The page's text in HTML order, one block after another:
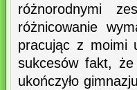
różnorodnymi
różnicowanie
pracując z moimi
sukcesów fakt,
ukończyło